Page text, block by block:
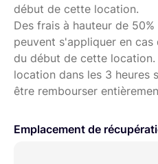
Retrait du matériel :7 jours /
Contactez-moi pour plus
répondre à vos questions.
Besoin d’un accessoire
équipements, filtres, packs
début de cette location.
Des frais à hauteur de
peuvent s'appliquer en
du début de cette location.
location dans les 3 heures
être rembourser
Emplacement de